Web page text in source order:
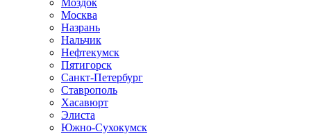
Моздок
Москва
Назрань
Нальчик
Нефтекумск
Пятигорск
Санкт-Петербург
Ставрополь
Хасавюрт
Элиста
Южно-Сухокумск